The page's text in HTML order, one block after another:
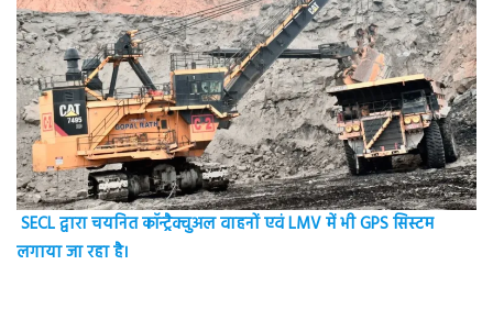
SECL द्वारा चयनित कॉन्ट्रैक्चुअल वाहनों एवं LMV में भी GPS सिस्टम
लगाया जा रहा है।